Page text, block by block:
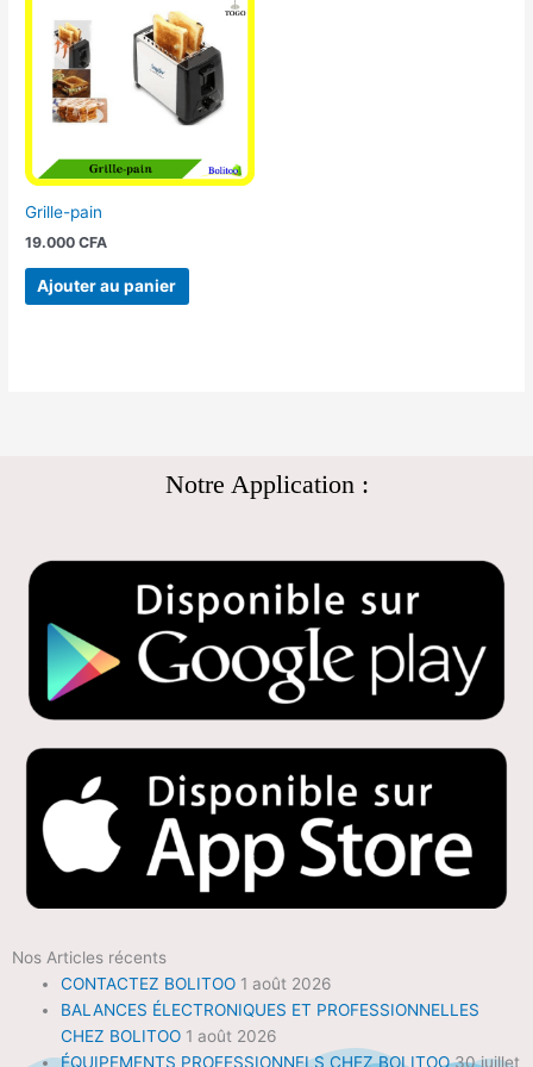
Grille-pain
19.000CFA
Ajouter au panier
Notre Application :
Nos Articles récents
CONTACTEZ BOLITOO 1 août 2026
BALANCES ÉLECTRONIQUES ET PROFESSIONNELLES
CHEZ BOLITOO 1 août 2026
ÉQUIPEMENTS PROFESSIONNELS CHEZ BOLITOO 30 juillet